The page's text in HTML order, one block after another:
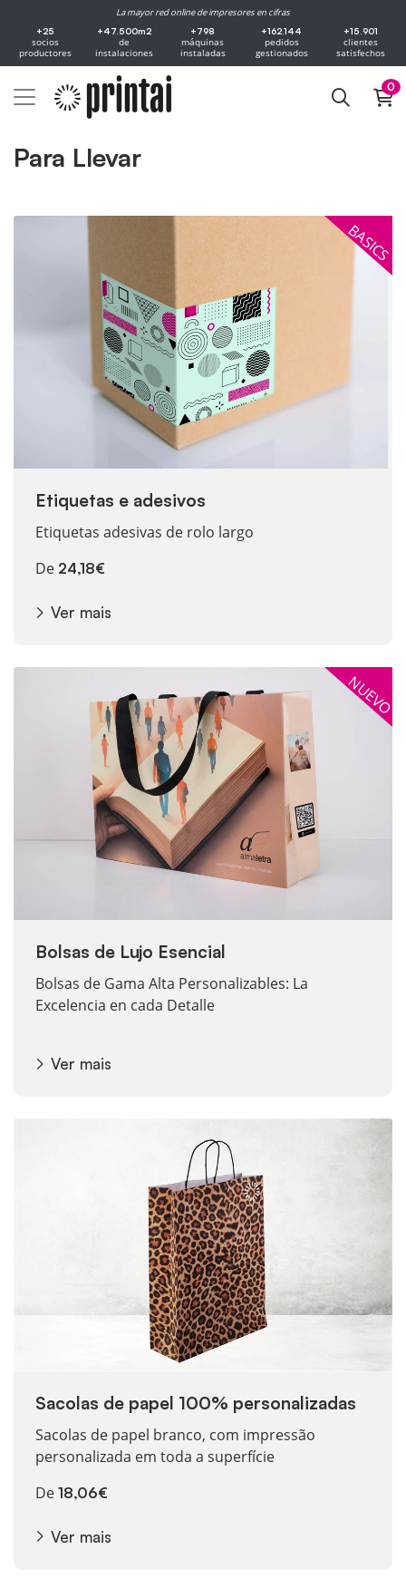
La mayor red online de impresores en cifras
+25
socios
productores
+47.500m2
de
instalaciones
+798
máquinas
instaladas
+162.144
pedidos
gestionados
+15.901
clientes
satisfechos
0
Para Llevar
BASICS
Etiquetas e adesivos
Etiquetas adesivas de rolo largo
De 24,18€
Ver mais
NUEVO
Bolsas de Lujo Esencial
Bolsas de Gama Alta Personalizables: La
Excelencia en cada Detalle
Ver mais
Sacolas de papel 100% personalizadas
Sacolas de papel branco, com impressão
personalizada em toda a superfície
De 18,06€
Ver mais